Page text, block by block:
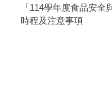
「114學年度食品安全
時程及注意事項